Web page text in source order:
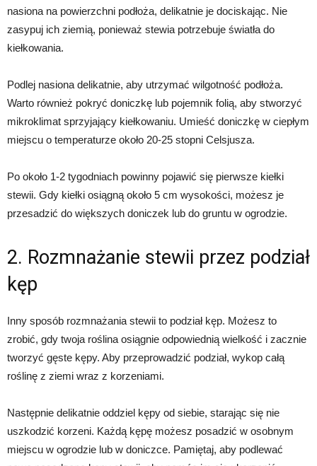
nasiona na powierzchni podłoża, delikatnie je dociskając. Nie
zasypuj ich ziemią, ponieważ stewia potrzebuje światła do
kiełkowania.
Podlej nasiona delikatnie, aby utrzymać wilgotność podłoża.
Warto również pokryć doniczkę lub pojemnik folią, aby stworzyć
mikroklimat sprzyjający kiełkowaniu. Umieść doniczkę w ciepłym
miejscu o temperaturze około 20-25 stopni Celsjusza.
Po około 1-2 tygodniach powinny pojawić się pierwsze kiełki
stewii. Gdy kiełki osiągną około 5 cm wysokości, możesz je
przesadzić do większych doniczek lub do gruntu w ogrodzie.
2. Rozmnażanie stewii przez podział
kęp
Inny sposób rozmnażania stewii to podział kęp. Możesz to
zrobić, gdy twoja roślina osiągnie odpowiednią wielkość i zacznie
tworzyć gęste kępy. Aby przeprowadzić podział, wykop całą
roślinę z ziemi wraz z korzeniami.
Następnie delikatnie oddziel kępy od siebie, starając się nie
uszkodzić korzeni. Każdą kępę możesz posadzić w osobnym
miejscu w ogrodzie lub w doniczce. Pamiętaj, aby podlewać